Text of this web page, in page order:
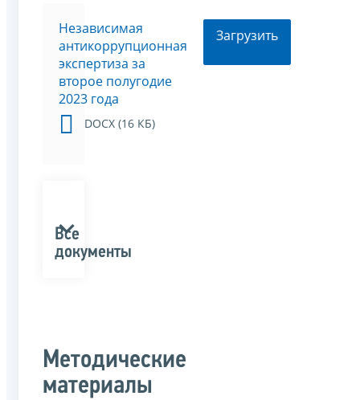
Независимая
антикоррупционная
экспертиза за
второе полугодие
2023 года
DOCX (16 КБ)
Загрузить
Все
документы
Методические
материалы